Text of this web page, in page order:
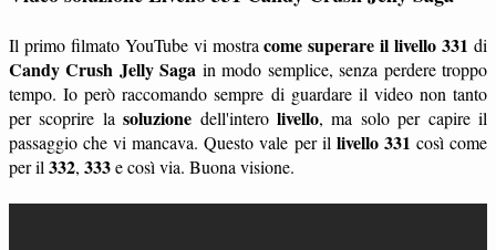
Il primo filmato YouTube vi mostracome superare il livello 331 di
Candy Crush Jelly Saga in modo semplice, senza perdere troppo
tempo. Io però raccomando sempre di guardare il video non tanto
per scoprire lasoluzione dell'interolivello, ma solo per capire il
passaggio che vi mancava. Questo vale per il livello 331 così come
per il 332, 333e così via. Buona visione.